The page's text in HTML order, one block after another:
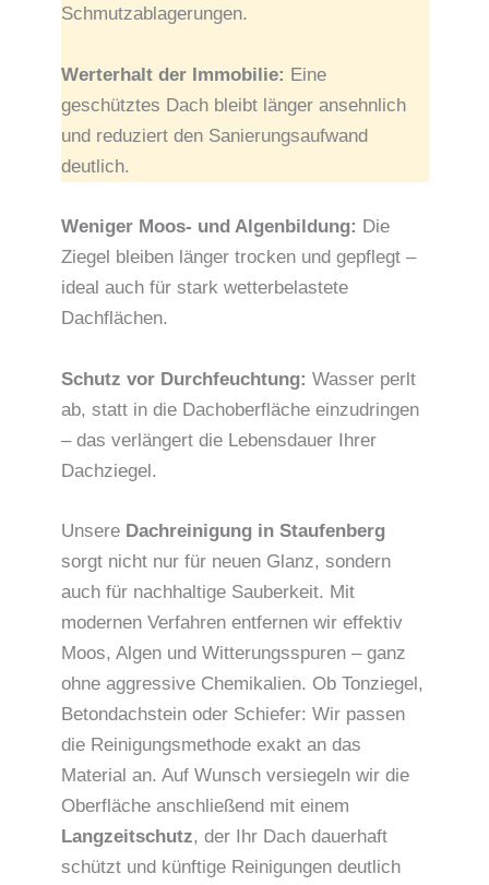
Schmutzablagerungen.
Werterhalt der Immobilie: Eine
geschütztes Dach bleibt länger ansehnlich
und reduziert den Sanierungsaufwand
deutlich.
Weniger Moos- und Algenbildung: Die
Ziegel bleiben länger trocken und gepflegt –
ideal auch für stark wetterbelastete
Dachflächen.
Schutz vor Durchfeuchtung: Wasser perlt
ab, statt in die Dachoberfläche einzudringen
– das verlängert die Lebensdauer Ihrer
Dachziegel.
Unsere Dachreinigung in Staufenberg
sorgt nicht nur für neuen Glanz, sondern
auch für nachhaltige Sauberkeit. Mit
modernen Verfahren entfernen wir effektiv
Moos, Algen und Witterungsspuren – ganz
ohne aggressive Chemikalien. Ob Tonziegel,
Betondachstein oder Schiefer: Wir passen
die Reinigungsmethode exakt an das
Material an. Auf Wunsch versiegeln wir die
Oberfläche anschließend mit einem
Langzeitschutz, der Ihr Dach dauerhaft
schützt und künftige Reinigungen deutlich